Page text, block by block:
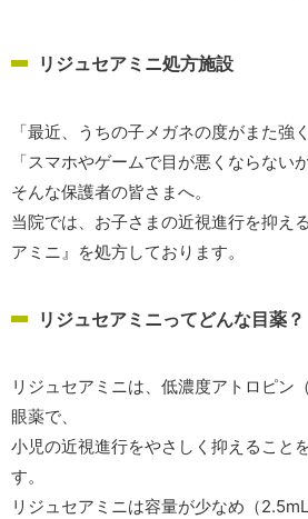
リジュセアミニ処方施設
「最近、うちの子メガネの度がまた強
「スマホやゲームで目が悪くならない
そんな保護者の皆さまへ。
当院では、お子さまの近視進行を抑え
アミニ』を処方しております。
リジュセアミニってどんな目薬？
リジュセアミニは、低濃度アトロピン
眼薬で、
小児の近視進行をやさしく抑えること
す。
リジュセアミニは容量が少なめ（